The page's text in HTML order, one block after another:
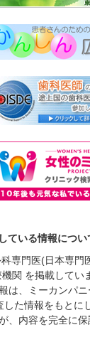
ている情報につい
専門医(日本専門
関 を掲載してい
は、ミーカンパ
した情報をもとに
、内容を完全に